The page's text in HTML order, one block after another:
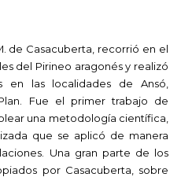
de Casacuberta, recorrió en el
del Pirineo aragonés y realizó
en las localidades de Ansó,
Fue el primer trabajo de
una metodología científica,
que se aplicó de manera
Una gran parte de los
por Casacuberta, sobre